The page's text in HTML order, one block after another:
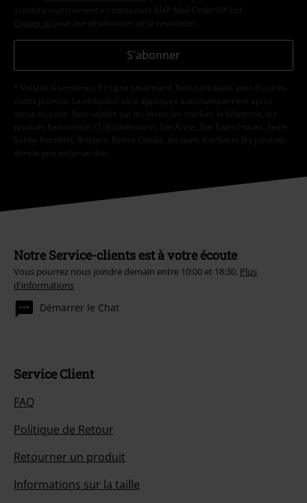
accord à tout moment en contactant EMP Mail Order UK Ltd.
Cliquer ici pour me désabonner de la newsletter.
S'abonner
* Valable 4 semaines. En ligne seulement. Non cumulable avec d'autres
codes promos. La réduction sera appliquée automatiquement après
saisie du code. Non valable sur les livres, les médias, la billetterie, les
produits Rammstein, (Till) Lindemann, Die Ärzte, Die Toten Hosen, Feine
Sahne Fischfilet, Broilers, Böhse Onkelz, les bons d'achat et les produits
dont le prix inclut un don.
Notre Service-clients est à votre écoute
Vous pourrez nous joindre demain entre 10:00 et 18:30. Plus
d'informations
Démarrer le Chat
Service Client
FAQ
Politique de Retour
Retourner un produit
Informations sur la taille